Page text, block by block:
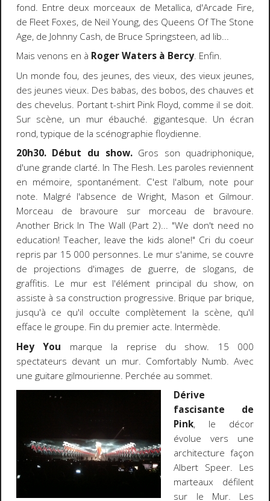
fond. Entre deux morceaux de Metallica, d'Arcade Fire,
de Fleet Foxes, de Neil Young, des Queens Of The Stone
Age, de Johnny Cash, de Bruce Springsteen, ad lib...
Mais venons en à Roger Waters à Bercy. Enfin.
Un monde fou, des jeunes, des vieux, des vieux jeunes,
des jeunes vieux. Des babas, des bobos, des chauves et
des chevelus. Portant t-shirt Pink Floyd, comme il se doit.
Sur scène, un mur ébauché. gigantesque. Un écran
rond, typique de la scénographie floydienne.
20h30. Début du show.Gros son quadriphonique,
d'une grande clarté. In The Flesh. Les paroles reviennent
en mémoire, spontanément. C'est l'album, note pour
note. Malgré l'absence de Wright, Mason et Gilmour.
Morceau de bravoure sur morceau de bravoure.
Another Brick In The Wall (Part 2)... "We don't need no
education! Teacher, leave the kids alone!" Cri du coeur
repris par 15 000 personnes. Le mur s'anime, se couvre
de projections d'images de guerre, de slogans, de
graffitis. Le mur est l'élément principal du show, on
assiste à sa construction progressive. Brique par brique,
jusqu'à ce qu'il occulte complètement la scène, qu'il
efface le groupe. Fin du premier acte. Intermède.
Hey You marque la reprise du show. 15 000
spectateurs devant un mur. Comfortably Numb. Avec
une guitare gilmourienne. Perchée au sommet.
Dérive
fascisante de
Pink, le décor
évolue vers une
architecture façon
Albert Speer. Les
marteaux défilent
sur le Mur. Les